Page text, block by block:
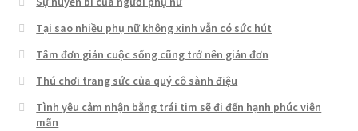
Tại sao nhiều phụ nữ không xinh vẫn có sức hút
Tâm đơn giản cuộc sống cũng trở nên giản đơn
Thú chơi trang sức của quý cô sành điệu
Tình yêu cảm nhận bằng trái tim sẽ đi đến hạnh phúc viên
mãn